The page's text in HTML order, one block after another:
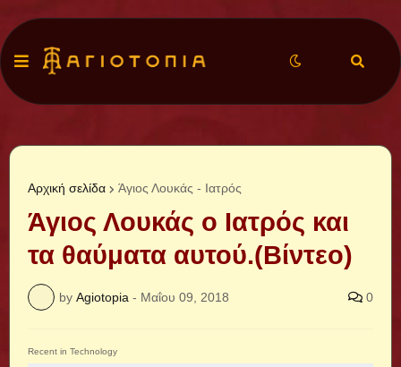
Αρχική σελίδα Άγιος Λουκάς - Ιατρός
Άγιος Λουκάς ο Ιατρός και
τα θαύματα αυτού.(Βίντεο)
by Agiotopia - Μαΐου 09, 2018 0
Recent in Technology